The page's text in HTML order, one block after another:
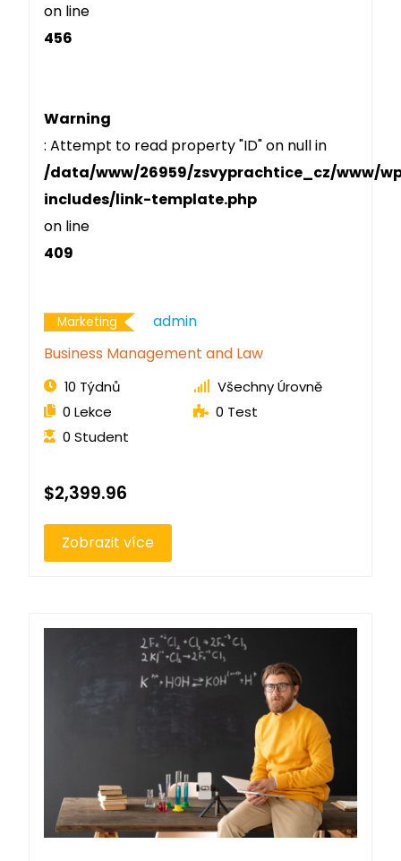
on line
456
Warning
: Attempt to read property "ID" on null in
/data/www/26959/zsvyprachtice_cz/www/
includes/link-template.php
on line
409
Marketing
Admin
Business Management and Law
10 Týdnů
Všechny Úrovně
0 Lekce
0 Test
0 Student
$2,399.96
Zobrazit více